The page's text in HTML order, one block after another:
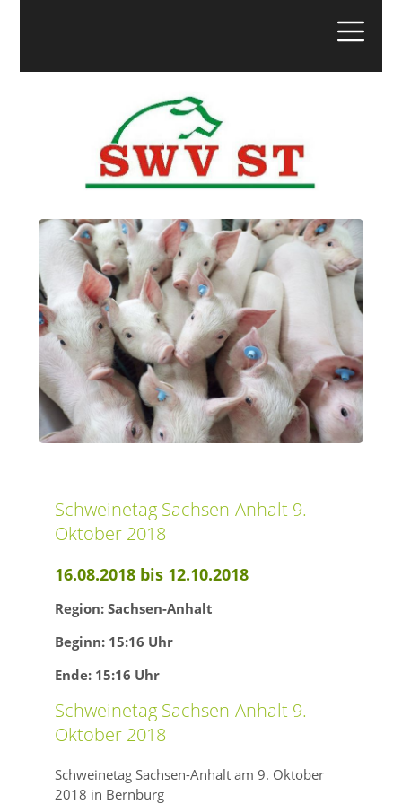
Schweinetag Sachsen-Anhalt 9.
Oktober 2018
16.08.2018 bis 12.10.2018
Region: Sachsen-Anhalt
Beginn: 15:16 Uhr
Ende: 15:16 Uhr
Schweinetag Sachsen-Anhalt 9.
Oktober 2018
Schweinetag Sachsen-Anhalt am 9. Oktober
2018 in Bernburg